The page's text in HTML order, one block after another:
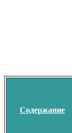
Содержание